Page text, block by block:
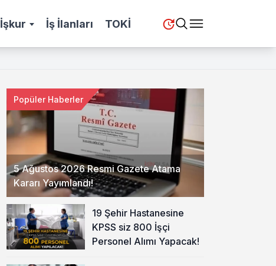
İşkur İş İlanları TOKİ
5 Ağustos 2026 Resmi Gazete Atama
Kararı Yayımlandı!
Popüler Haberler
19 Şehir Hastanesine
KPSS siz 800 İşçi
Personel Alımı Yapacak!